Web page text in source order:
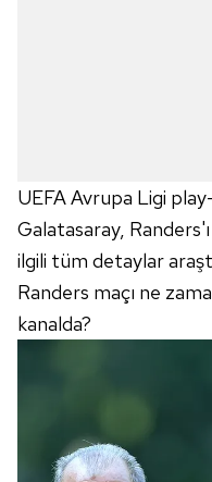
UEFA Avrupa Ligi
Galatasaray,
ilgili tüm detaylar
Randers maçı ne
kanalda?